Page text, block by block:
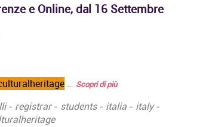
e Online, dal 16 Settembre
… Scopri di più
- registrar- students- italia- italy-